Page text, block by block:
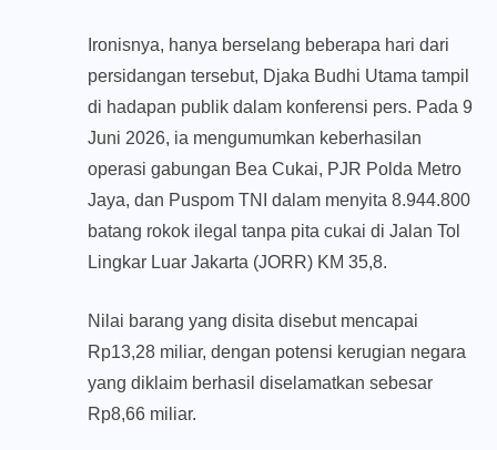
Ironisnya, hanya berselang beberapa hari dari
persidangan tersebut, Djaka Budhi Utama tampil
di hadapan publik dalam konferensi pers. Pada 9
Juni 2026, ia mengumumkan keberhasilan
operasi gabungan Bea Cukai, PJR Polda Metro
Jaya, dan Puspom TNI dalam menyita 8.944.800
batang rokok ilegal tanpa pita cukai di Jalan Tol
Lingkar Luar Jakarta (JORR) KM 35,8.
Nilai barang yang disita disebut mencapai
Rp13,28 miliar, dengan potensi kerugian negara
yang diklaim berhasil diselamatkan sebesar
Rp8,66 miliar.